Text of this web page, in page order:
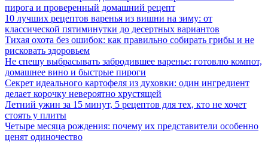
пирога и проверенный домашний рецепт
10 лучших рецептов варенья из вишни на зиму: от
классической пятиминутки до десертных вариантов
Тихая охота без ошибок: как правильно собирать грибы и не
рисковать здоровьем
Не спешу выбрасывать забродившее варенье: готовлю компот,
домашнее вино и быстрые пироги
Секрет идеального картофеля из духовки: один ингредиент
делает корочку невероятно хрустящей
Летний ужин за 15 минут, 5 рецептов для тех, кто не хочет
стоять у плиты
Четыре месяца рождения: почему их представители особенно
ценят одиночество